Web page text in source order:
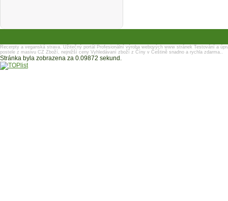
Recerpty a veganská strava. Užitečný portál Profesionální výroba webových www stránek Testování a
postele z masivu CZ Zboží, nejnižší ceny Vyhledávaní zboží z Číny v Češtině snadno a rychla zdarma..
Stránka byla zobrazena za 0.09872 sekund.